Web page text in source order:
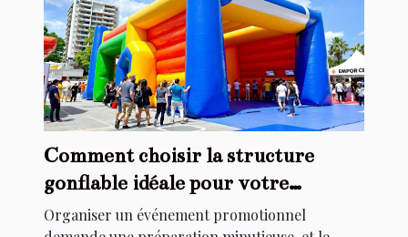
Comment choisir la structure
gonflable idéale pour votre
événement promotionnel
Organiser un événement promotionnel